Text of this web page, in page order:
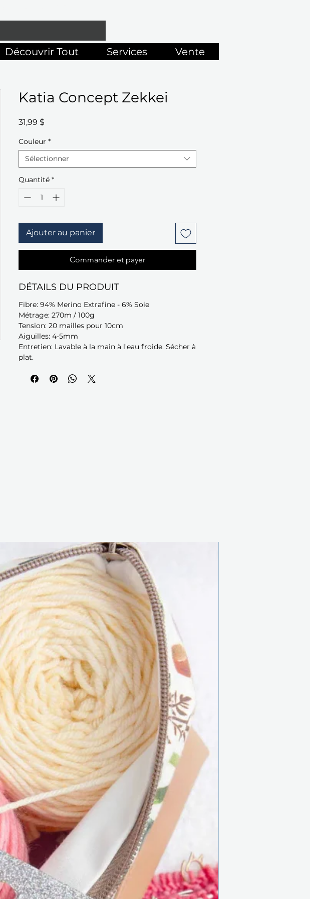
Découvrir Tout Services Vente
Katia Concept Zekkei
31,99 $
Couleur *
Sélectionner
Quantité *
Ajouter au panier
Commander et payer
DÉTAILS DU PRODUIT
Fibre: 94% Merino Extrafine - 6% Soie
Métrage: 270m / 100g
Tension: 20 mailles pour 10cm
Aiguilles: 4-5mm
Entretien: Lavable à la main à l'eau froide. Sécher à
plat.